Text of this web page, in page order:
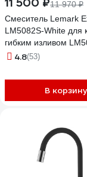
11 970 ₽
Смеситель Lemark
LM5082S-White для
гибким изливом
White
4.8(53)
В корзину